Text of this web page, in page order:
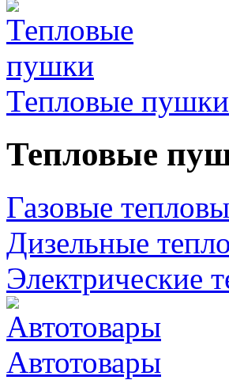
Тепловые пушки
Тепловые
Газовые
Дизельные
Электрические
Автотовары